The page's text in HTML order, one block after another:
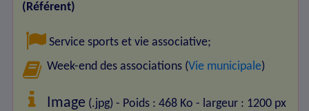
(Référent)
Service sports et vie associative;
Week-end des associations (Vie municipale)
Image (.jpg) - Poids : 468 Ko - largeur : 1200 px